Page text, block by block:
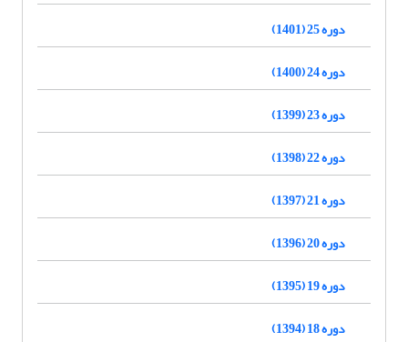
دوره 25 (1401)
دوره 24 (1400)
دوره 23 (1399)
دوره 22 (1398)
دوره 21 (1397)
دوره 20 (1396)
دوره 19 (1395)
دوره 18 (1394)